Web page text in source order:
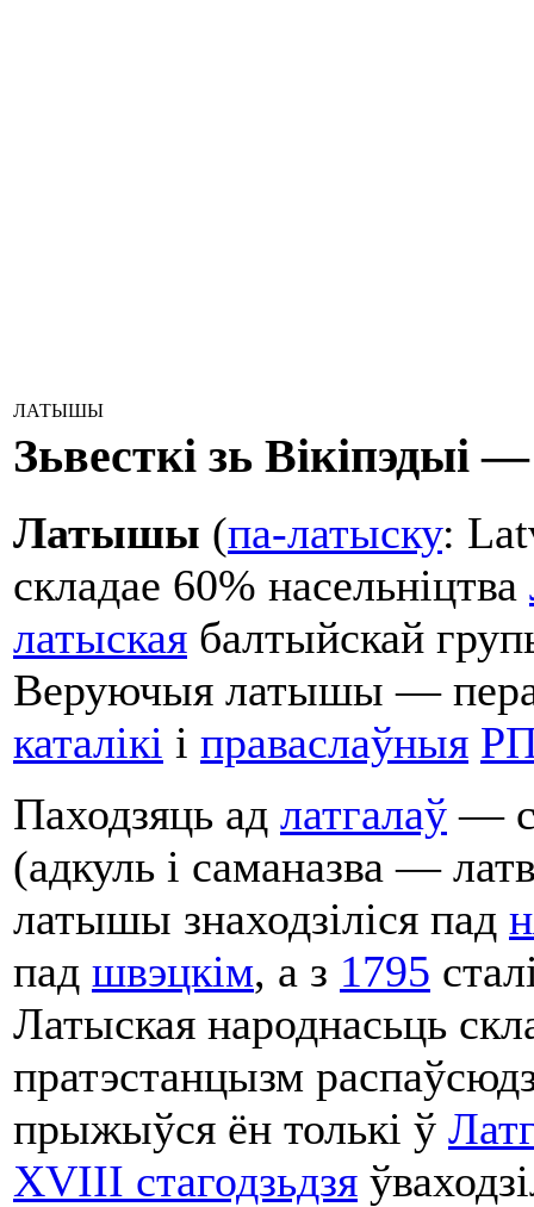
ЛАТЫШЫ
Зьвесткі зь Вікіпэдыі
Латышы (па-латыску:
складае 60% насельніцтва
латыская балтыйскай
Веруючыя латышы —
каталікі і праваслаўныя
Паходзяць ад латгалаў —
(адкуль і саманазва —
латышы знаходзіліся пад
пад швэцкім, а з 1795
Латыская народнасьць
пратэстанцызм
прыжыўся ён толькі ў
XVIII стагодзьдзя